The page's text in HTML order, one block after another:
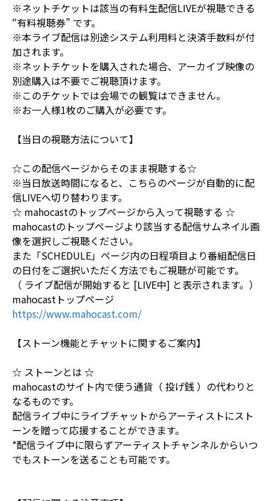
※ネットチケットは該当の有料生配信LIVEが視聴できる
“有料視聴券” です。
※本ライブ配信は別途システム利用料と決済手数料が付
加されます。
※ネットチケットを購入された場合、アーカイブ映像の
別途購入は不要でご視聴頂けます。
※このチケットでは会場での観覧はできません。
※お一人様1枚のご購入が必要です。
【当日の視聴方法について】
☆この配信ページからそのまま視聴する☆
※当日放送時間になると、こちらのページが自動的に配
信LIVEへ切り替わります。
☆ mahocastのトップページから入って視聴する ☆
mahocastのトップページより該当する配信サムネイル画
像を選択しご視聴ください。
また「SCHEDULE」ページ内の日程項目より番組配信日
の日付をご選択いただく方法でもご視聴が可能です。
（ ライブ配信が開始すると [LIVE中] と表示されます。）
mahocastトップページ
https://www.mahocast.com/
【ストーン機能とチャットに関するご案内】
☆ ストーンとは ☆
mahocastのサイト内で使う通貨（ 投げ銭 ）の代わりと
なるものです。
配信ライブ中にライブチャットからアーティストにスト
ーンを贈って応援することができます。
*配信ライブ中に限らずアーティストチャンネルからいつ
でもストーンを送ることも可能です。